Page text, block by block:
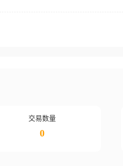
交易数量
0